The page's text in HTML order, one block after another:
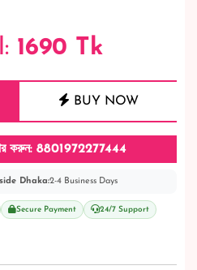
1690 Tk
BUY NOW
করুন: 8801972277444
Dhaka:2-4 Business Days
Secure Payment 24/7 Support